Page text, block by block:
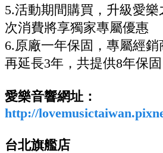
5.活動期間購買，升級愛
次消費將享獨家專屬優惠
6.原廠一年保固，專屬經
再延長3年，共提供8年保固
愛樂音響網址：
http://
台北旗艦店